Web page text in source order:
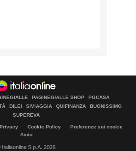
PAGINEGIALLE SHOP
PGCASA
DILEI SIVIAGGIA QUIFINANZA
BUONISSIMO
SUPEREVA
Privacy Cookie Policy
Preferenze sui cookie
Aiuto
Italiaonline S.p.A. 2026